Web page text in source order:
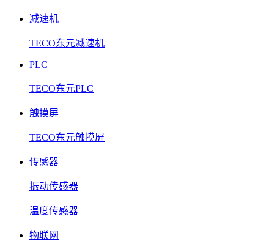
减速机
TECO东元减速机
PLC
TECO东元PLC
触摸屏
TECO东元触摸屏
传感器
振动传感器
温度传感器
物联网